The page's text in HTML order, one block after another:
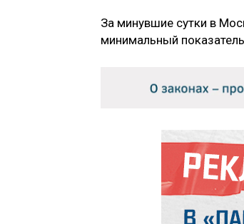
За минувшие сутки в
минимальный